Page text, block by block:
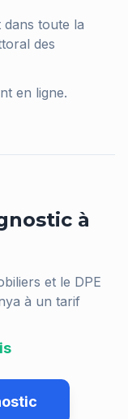
toute la
des
en ligne.
à
et le DPE
à un tarif